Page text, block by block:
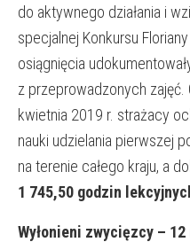
do aktywnego działania i
specjalnej Konkursu
osiągnięcia
z przeprowadzonych
kwietnia 2019 r. strażacy
nauki udzielania pierwszej
na terenie całego kraju, a
1 745,50 godzin
Wyłonieni zwycięzcy –